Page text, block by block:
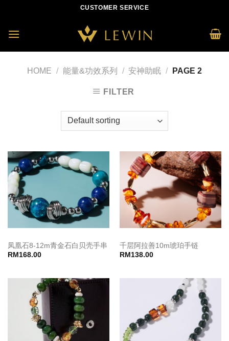
content
CUSTOMER SERVICE
HOME / 能量&功效系列 / 安神助眠 / PAGE 2
FILTER
凤凰石8-12m青金石白贝壳手串
RM 168.00
千层阿拉善10m琥珀手链
RM 138.00